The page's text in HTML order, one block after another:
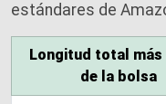
estándares de
Longitud total más
de la bolsa